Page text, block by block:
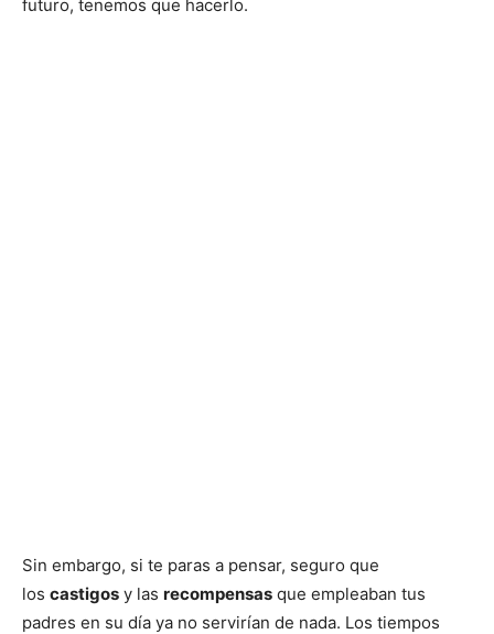
futuro, tenemos que hacerlo.
Sin embargo, si te paras a pensar, seguro que
los castigos y las recompensas que empleaban tus
padres en su día ya no servirían de nada. Los tiempos